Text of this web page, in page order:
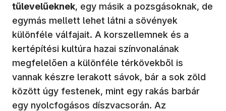
tűlevelűeknek, egy másik a pozsgásoknak, de
egymás mellett lehet látni a sövények
különféle válfajait. A korszellemnek és a
kertépítési kultúra hazai színvonalának
megfelelően a különféle térkövekből is
vannak készre lerakott sávok, bár a sok zöld
között úgy festenek, mint egy rakás barbár
egy nyolcfogásos díszvacsorán. Az